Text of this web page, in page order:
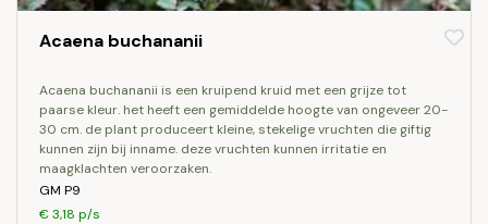
Acaena buchananii
acaena buchananii is een kruipend kruid met een grijze tot
paarse kleur. het heeft een gemiddelde hoogte van ongeveer 20-
30 cm. de plant produceert kleine, stekelige vruchten die giftig
kunnen zijn bij inname. deze vruchten kunnen irritatie en
maagklachten veroorzaken.
GM P9
€ 3,18 p/s